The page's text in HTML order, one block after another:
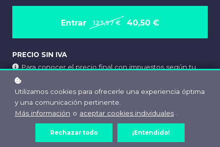
Entrar 123,97 € 40,50 €
PRECIO SIN IVA
Para conocer el precio final con impuestos según tu
país, pulsa en "Comprar ahora" y en la página previa al
pago, se te mostrará toda información detalla sobre los
impuestos correspondientes a tu país en el momento en
el que rellenes tus datos de facturación.
Utilizamos cookies para ofrecerle una experiencia óptima
y una comunicación pertinente.
Más información o aceptar cookies individuales
Rechazar todo ¡Entendido!